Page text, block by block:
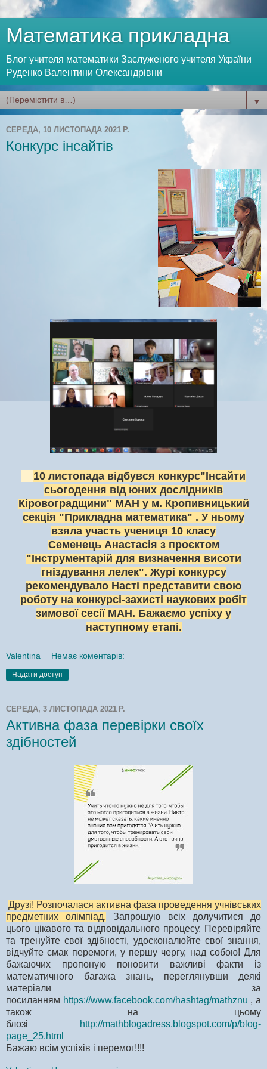
Математика прикладна
Блог учителя математики Заслуженого учителя України
Руденко Валентини Олександрівни
▼
СЕРЕДА, 10 ЛИСТОПАДА 2021 Р.
Конкурс інсайтів
10 листопада відбувся конкурс"Інсайти
сьогодення від юних дослідників
Кіровоградщини" МАН у м. Кропивницький
секція "Прикладна математика" . У ньому
взяла участь учениця 10 класу
Семенець Анастасія з проєктом
"Інструментарій для визначення висоти
гніздування лелек". Журі конкурсу
рекомендувало Насті представити свою
роботу на конкурсі-захисті наукових робіт
зимової сесії МАН. Бажаємо успіху у
наступному етапі.
Valentina Немає коментарів:
Надати доступ
СЕРЕДА, 3 ЛИСТОПАДА 2021 Р.
Активна фаза перевірки своїх
здібностей
Друзі! Розпочалася активна фаза проведення учнівських
предметних олімпіад. Запрошую всіх долучитися до
цього цікавого та відповідального процесу. Перевіряйте
та тренуйте свої здібності, удосконалюйте свої знання,
відчуйте смак перемоги, у першу чергу, над собою! Для
бажаючих пропоную поновити важливі факти із
математичного багажа знань, переглянувши деякі
матеріали за
посиланням https://www.facebook.com/hashtag/mathznu , а
також на цьому
блозі
http://mathblogadress.blogspot.com/p/blog-
page_25.html
Бажаю всім успіхів і перемог!!!!